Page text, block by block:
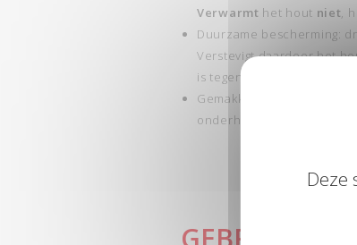
Verwarmt het hout niet,
Duurzame bescherming:
Verstevigt daardoor het
is tegen vlekken en
Gemakkelijk onderhoud:
onderhoud nodig.
Deze